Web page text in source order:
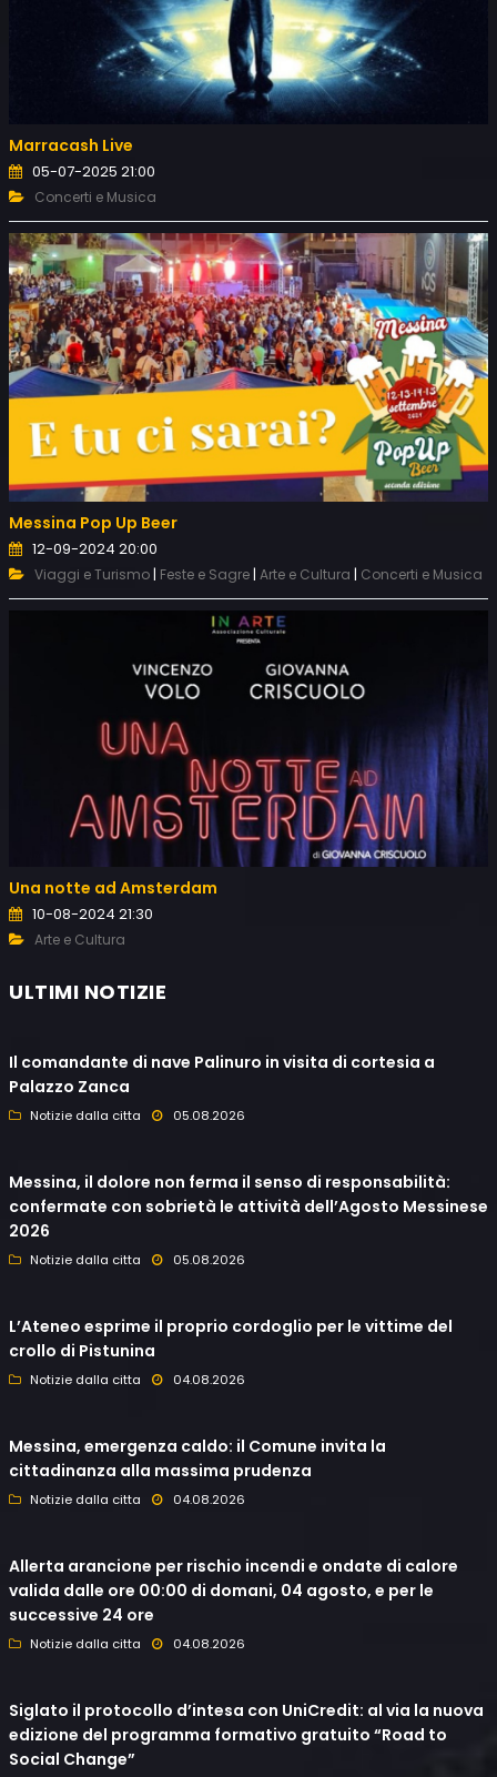
Marracash Live
05-07-2025 21:00
Concerti e Musica
Messina Pop Up Beer
12-09-2024 20:00
Viaggi e Turismo| Feste e Sagre| Arte e Cultura | Concerti e Musica
Una notte ad Amsterdam
10-08-2024 21:30
Arte e Cultura
ULTIMI NOTIZIE
Il comandante di nave Palinuro in visita di cortesia a
Palazzo Zanca
Notizie dalla citta 05.08.2026
Messina, il dolore non ferma il senso di responsabilità:
confermate con sobrietà le attività dell’Agosto Messinese
2026
Notizie dalla citta 05.08.2026
L’Ateneo esprime il proprio cordoglio per le vittime del
crollo di Pistunina
Notizie dalla citta 04.08.2026
Messina, emergenza caldo: il Comune invita la
cittadinanza alla massima prudenza
Notizie dalla citta 04.08.2026
Allerta arancione per rischio incendi e ondate di calore
valida dalle ore 00:00 di domani, 04 agosto, e per le
successive 24 ore
Notizie dalla citta 04.08.2026
Siglato il protocollo d’intesa con UniCredit: al via la nuova
edizione del programma formativo gratuito “Road to
Social Change”